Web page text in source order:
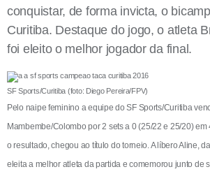
conquistar, de forma invicta, o
Curitiba. Destaque do jogo, o atleta
foi eleito o melhor jogador da final.
SF Sports/Curitiba (foto: Diego Pereira/FPV)
Pelo naipe feminino a equipe do SF Sports/Curitiba
Mambembe/Colombo por 2 sets a 0 (25/22 e 25/20)
o resultado, chegou ao título do torneio. A líbero Aline,
eleita a melhor atleta da partida e comemorou junto de